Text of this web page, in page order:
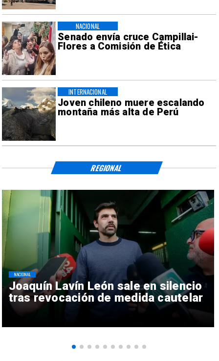
Senado envía cruce Campillai-
Flores a Comisión de Ética
NACIONAL
Joven chileno muere escalando
montaña más alta de Perú
INTERNACIONAL
Joaquín Lavín León sale en silencio
tras revocación de medida cautelar
NACIONAL
REGIONAL